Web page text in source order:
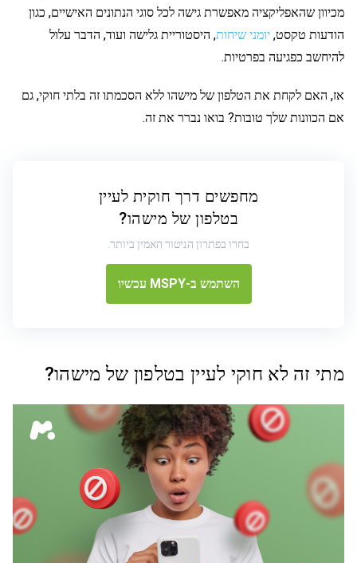
מכיוון שהאפליקציה מאפשרת גישה לכל סוגי הנתונים האישיים, כגון
הודעות טקסט, יומני שיחות, היסטוריית גלישה ועוד, הדבר עלול
להיחשב כפגיעה בפרטיות.
אז, האם לקחת את הטלפון של מישהו ללא הסכמתו זה בלתי חוקי, גם
אם הכוונות שלך טובות? בואו נברר את זה.
מחפשים דרך חוקית לעיין
בטלפון של מישהו?
בחרו בפתרון הניטור האמין ביותר.
השתמש ב-MSPY עכשיו
מתי זה לא חוקי לעיין בטלפון של מישהו?